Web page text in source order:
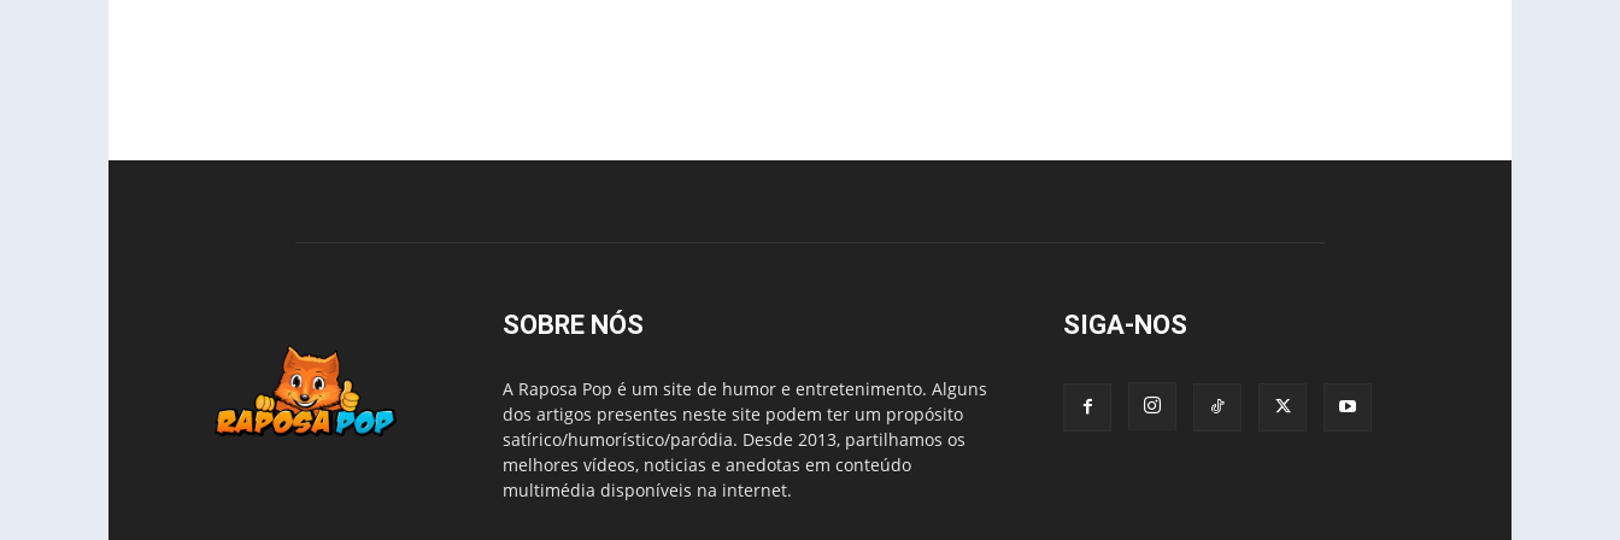
SOBRE NÓS
A Raposa Pop é um site de humor e entretenimento. Alguns
dos artigos presentes neste site podem ter um propósito
satírico/humorístico/paródia. Desde 2013, partilhamos os
melhores vídeos, noticias e anedotas em conteúdo
multimédia disponíveis na internet.
SIGA-NOS